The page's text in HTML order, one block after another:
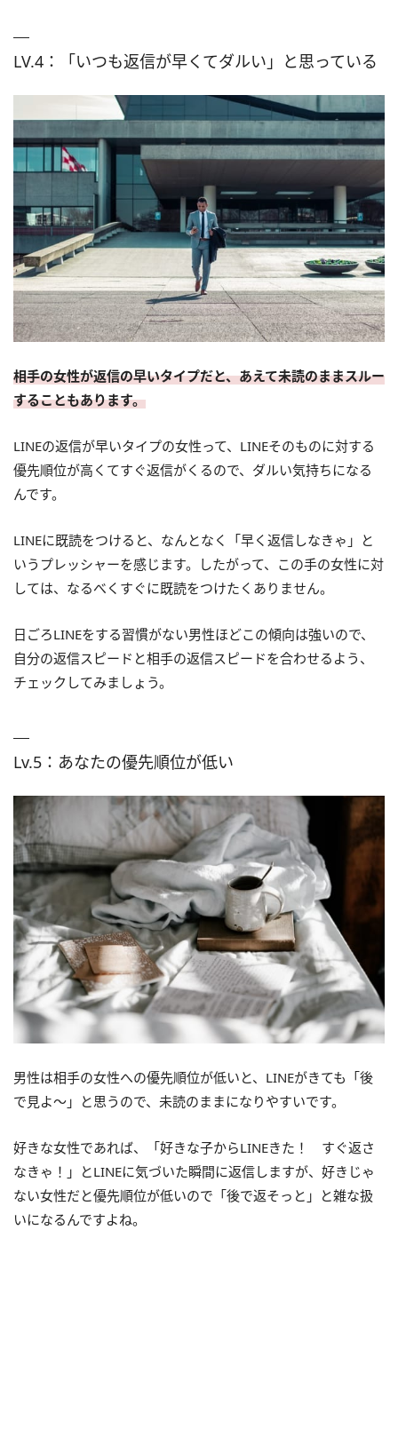
LV.4：「いつも返信が早くてダルい」と思っている
相手の女性が返信の早いタイプだと、あえて未読のままスルー
することもあります。
LINEの返信が早いタイプの女性って、LINEそのものに対する
優先順位が高くてすぐ返信がくるので、ダルい気持ちになる
んです。
LINEに既読をつけると、なんとなく「早く返信しなきゃ」と
いうプレッシャーを感じます。したがって、この手の女性に対
しては、なるべくすぐに既読をつけたくありません。
日ごろLINEをする習慣がない男性ほどこの傾向は強いので、
自分の返信スピードと相手の返信スピードを合わせるよう、
チェックしてみましょう。
Lv.5：あなたの優先順位が低い
男性は相手の女性への優先順位が低いと、LINEがきても「後
で見よ〜」と思うので、未読のままになりやすいです。
好きな女性であれば、「好きな子からLINEきた！ すぐ返さ
なきゃ！」とLINEに気づいた瞬間に返信しますが、好きじゃ
ない女性だと優先順位が低いので「後で返そっと」と雑な扱
いになるんですよね。